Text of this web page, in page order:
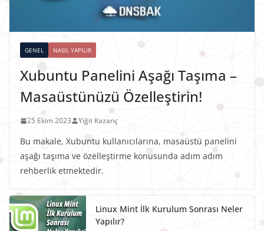
GENEL NASIL YAPILIR
Xubuntu Panelini Aşağı Taşıma –
Masaüstünüzü Özelleştirin!
25 Ekim 2023 Yiğit Kazanç
Bu makale, Xubuntu kullanıcılarına, masaüstü panelini
aşağı taşıma ve özelleştirme konusunda adım adım
rehberlik etmektedir.
Linux Mint İlk Kurulum Sonrası Neler
Yapılır?